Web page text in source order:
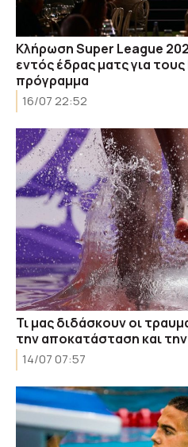
Κλήρωση Super League
εντός έδρας ματς για
πρόγραμμα
16/07 22:52
Τι μας διδάσκουν οι
την αποκατάσταση και
14/07 07:57